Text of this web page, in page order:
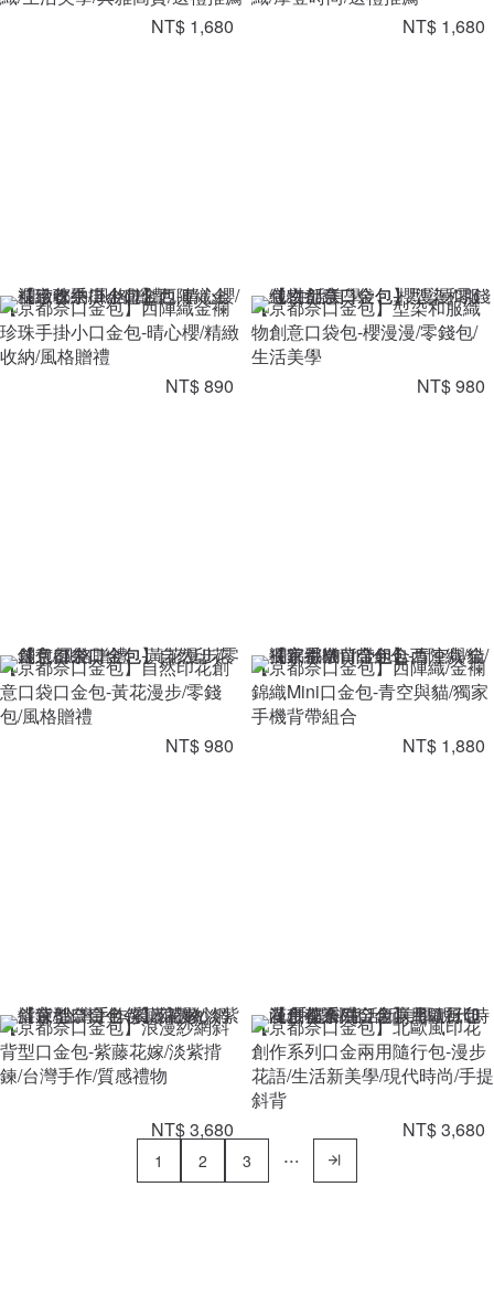
NT$ 1,680
NT$ 1,680
【京都奈口金包】西陣織金襴
珍珠手掛小口金包-晴心櫻/精緻
收納/風格贈禮
NT$ 890
【京都奈口金包】型染和服織
物創意口袋包-櫻漫漫/零錢包/
生活美學
NT$ 980
【京都奈口金包】自然印花創
意口袋口金包-黃花漫步/零錢
包/風格贈禮
NT$ 980
【京都奈口金包】西陣織/金襴
錦織Mini口金包-青空與貓/獨家
手機背帶組合
NT$ 1,880
【京都奈口金包】浪漫紗網斜
背型口金包-紫藤花嫁/淡紫揹
鍊/台灣手作/質感禮物
NT$ 3,680
【京都奈口金包】北歐風印花
創作系列口金兩用隨行包-漫步
花語/生活新美學/現代時尚/手提
斜背
NT$ 3,680
1 2 3